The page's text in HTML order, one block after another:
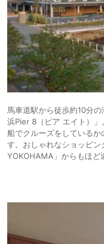
馬車道駅から徒歩約10分
浜Pier 8（ピア エイト）
船でクルーズをしているか
す。おしゃれなショッピ
YOKOHAMA」からもほど